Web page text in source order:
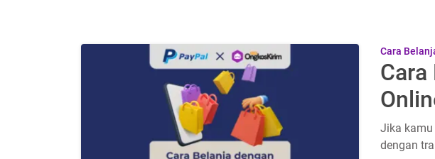
Cara
Jika kamu
dengan